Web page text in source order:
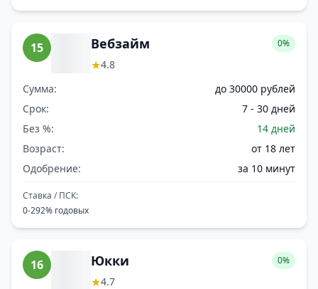
15 Вебзайм
★4.8
0%
Сумма:
до 30000 рублей
Срок:
7 - 30 дней
Без %:
14 дней
Возраст:
от 18 лет
Одобрение:
за 10 минут
Ставка / ПСК:
0-292% годовых
16 Юкки
★4.7
0%